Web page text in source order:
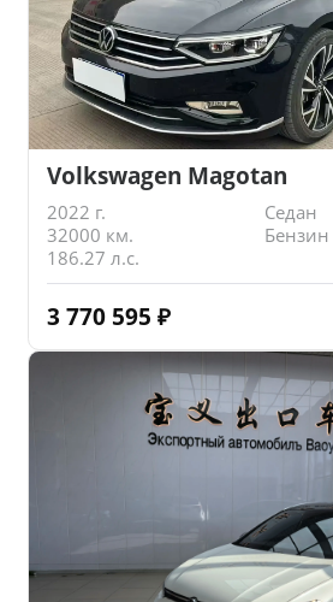
Volkswagen Magotan
2022 г.
Седан
32000 км.
Бензин
186.27 л.с.
3 770 595 ₽